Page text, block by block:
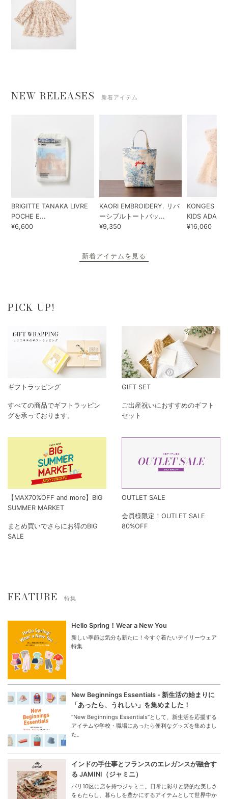
NEW RELEASES 新着アイテム
BRIGITTE TANAKA LIVRE
POCHE E...
¥6,600
KAORI EMBROIDERY. リバ
ーシブルトートバッ...
¥9,350
KONGES
KIDS ADA...
¥16,060
新着アイテムを見る
PICK-UP!
ギフトラッピング
すべての商品でギフトラッピン
グを承っております。
GIFT SET
ご出産祝いにおすすめのギフト
セット
【MAX70%OFF and more】BIG
SUMMER MARKET
まとめ買いでさらにお得のBIG
SALE
OUTLET SALE
会員様限定！OUTLET SALE
80%OFF
FEATURE 特集
Hello Spring！Wear a New You
新しい季節は気分も新たに！今すぐ着たいデイリーウェア
特集
New Beginnings Essentials - 新生活の始まりに
「あったら、うれしい」を集めました！
“New Beginnings Essentials”として、新生活を応援する
アイテムや学校・職場にあったら便利なグッズを集めまし
た。
インドの手仕事とフランスのエレガンスが融合す
る JAMINI（ジャミニ）
パリ10区に店を持つジャミニ。日常に彩りと詩的な美しさ
をもたらし、暮らしを豊かにするアイテムとして世界中か